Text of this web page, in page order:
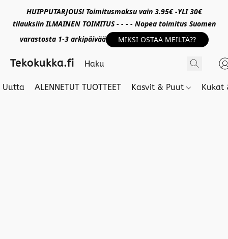
HUIPPUTARJOUS! Toimitusmaksu vain 3.95€ -YLI 30€
tilauksiin ILMAINEN TOIMITUS - - - - Nopea toimitus Suomen
varastosta 1-3 arkipäivää
MIKSI OSTAA MEILTÄ??
Tekokukka.fi
Uutta ALENNETUT TUOTTEET Kasvit & Puut Kukat